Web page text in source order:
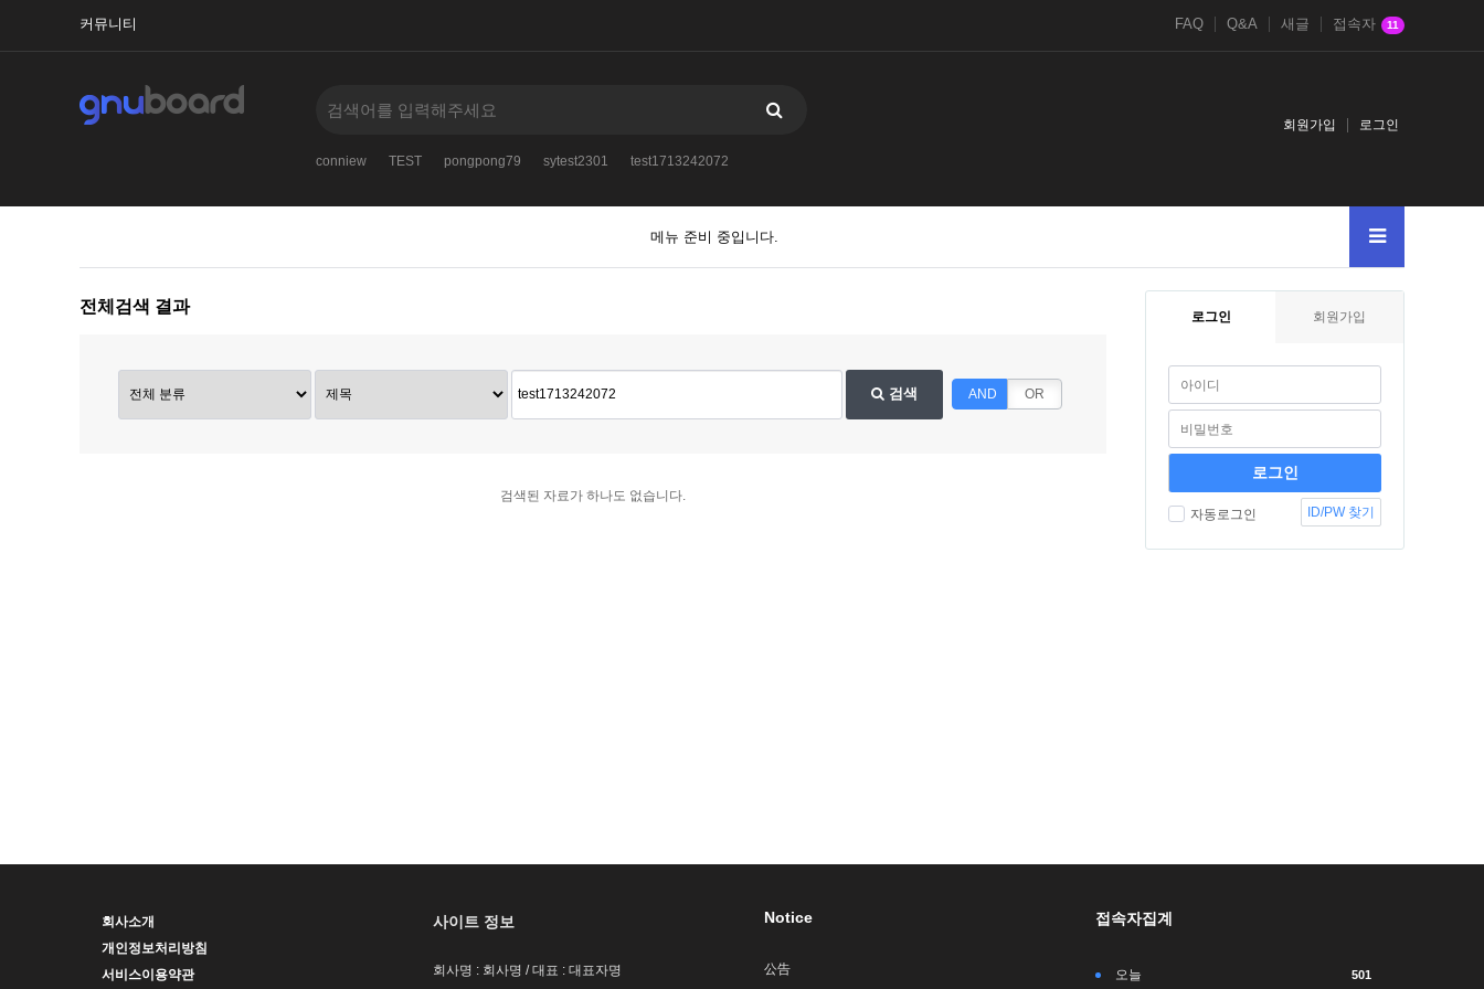
커뮤니티 FAQ Q&A 새글 접속자 11
conniew TEST pongpong79 sytest2301 test1713242072
회원가입 로그인
메뉴 준비 중입니다.
전체검색 결과
검색 AND OR
검색된 자료가 하나도 없습니다.
로그인 회원가입
자동로그인 ID/PW 찾기
회사소개
개인정보처리방침
서비스이용약관
사이트 정보
회사명 : 회사명 / 대표 : 대표자명
Notice
公告
접속자집계
오늘 501